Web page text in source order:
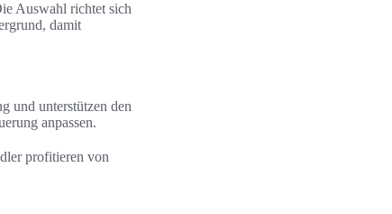
Auswahl richtet sich
damit
und unterstützen den
anpassen.
profitieren von